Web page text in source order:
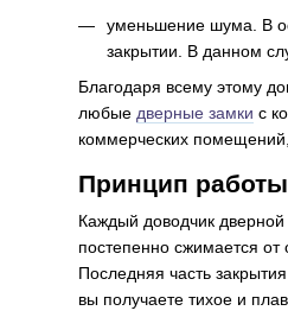
уменьшение шума. В
закрытии. В данном
Благодаря всему этому
любые дверные замки с
коммерческих
Принцип
Каждый доводчик
постепенно сжимается от
Последняя часть
вы получаете тихое и